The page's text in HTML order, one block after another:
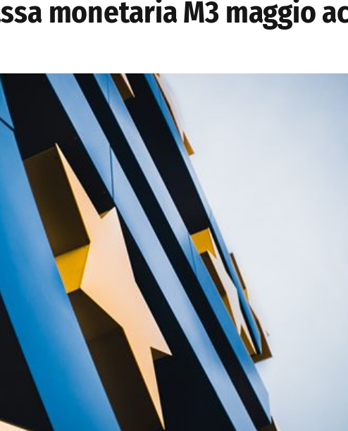
monetaria M3 maggio